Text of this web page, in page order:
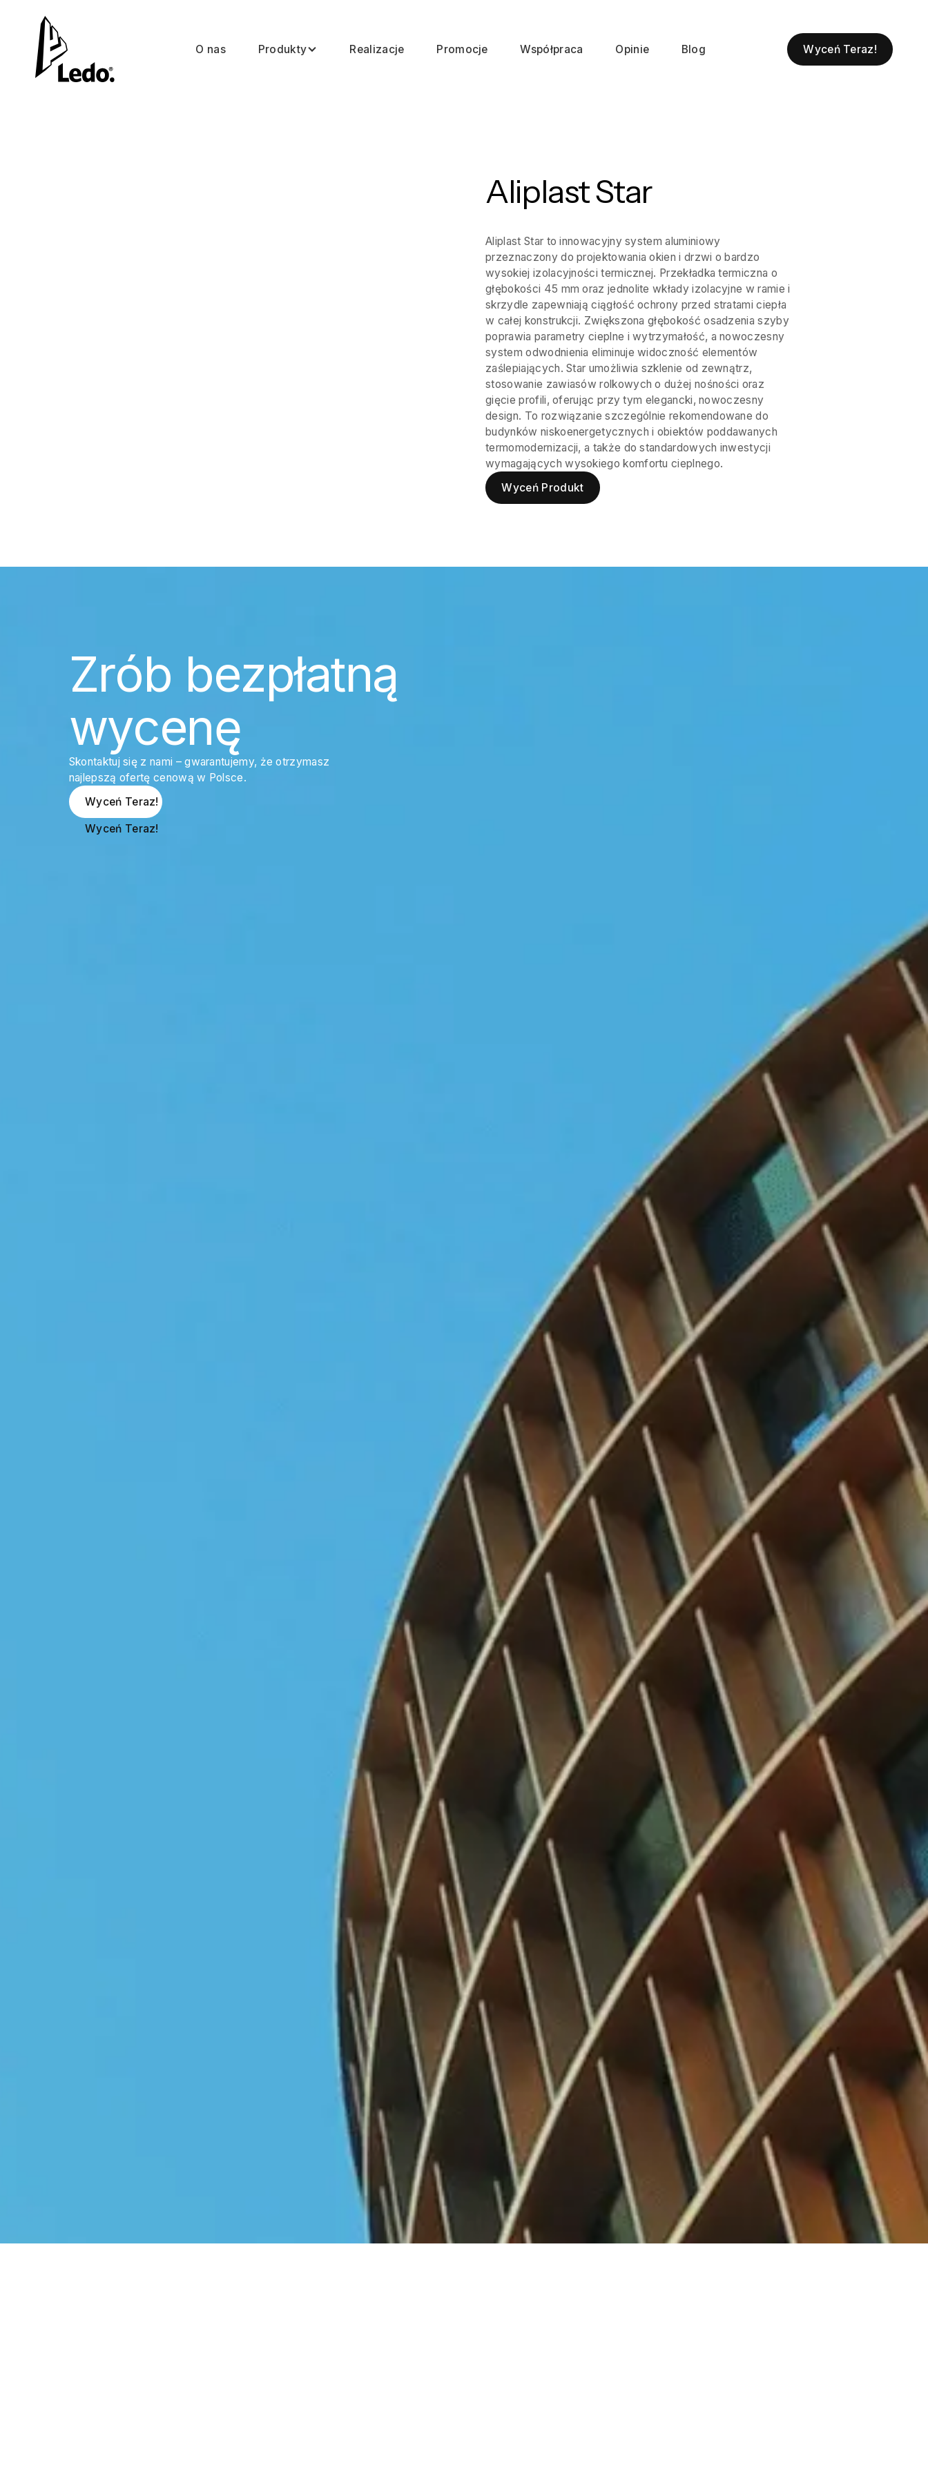
O nas Produkty Realizacje Promocje Współpraca Opinie Blog Wyceń Teraz!
Aliplast Star
Aliplast Star to innowacyjny system aluminiowy
przeznaczony do projektowania okien i drzwi o bardzo
wysokiej izolacyjności termicznej. Przekładka termiczna o
głębokości 45 mm oraz jednolite wkłady izolacyjne w ramie i
skrzydle zapewniają ciągłość ochrony przed stratami ciepła
w całej konstrukcji. Zwiększona głębokość osadzenia szyby
poprawia parametry cieplne i wytrzymałość, a nowoczesny
system odwodnienia eliminuje widoczność elementów
zaślepiających. Star umożliwia szklenie od zewnątrz,
stosowanie zawiasów rolkowych o dużej nośności oraz
gięcie profili, oferując przy tym elegancki, nowoczesny
design. To rozwiązanie szczególnie rekomendowane do
budynków niskoenergetycznych i obiektów poddawanych
termomodernizacji, a także do standardowych inwestycji
wymagających wysokiego komfortu cieplnego.
Wyceń Produkt
Zrób bezpłatną
wycenę
Skontaktuj się z nami – gwarantujemy, że otrzymasz
najlepszą ofertę cenową w Polsce.
Wyceń Teraz!
Wyceń Teraz!